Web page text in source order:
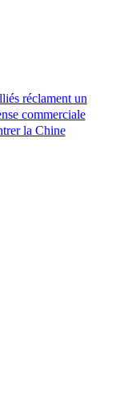
réclament un
commerciale
la Chine